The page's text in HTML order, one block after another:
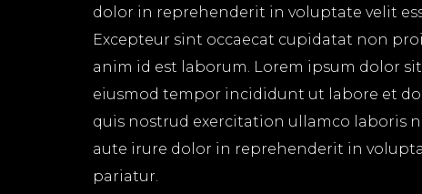
dolor in reprehenderit in voluptate velit
Excepteur sint occaecat cupidatat non
anim id est laborum. Lorem ipsum dolor
eiusmod tempor incididunt ut labore et
quis nostrud exercitation ullamco laboris
aute irure dolor in reprehenderit in
pariatur.